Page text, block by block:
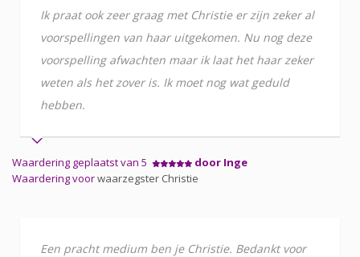
Ik praat ook zeer graag met Christie er zijn zeker al
voorspellingen van haar uitgekomen. Nu nog deze
voorspelling afwachten maar ik laat het haar zeker
weten als het zover is. Ik moet nog wat geduld
hebben.
Waardering geplaatst van 5
door Inge
Waardering voorwaarzegster Christie
Een pracht medium ben je Christie. Bedankt voor